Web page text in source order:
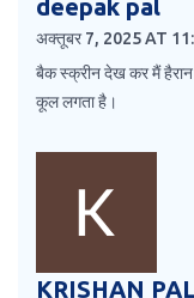
deepak pal
अक्तूबर 7, 2025 AT
बैक स्क्रीन देख कर मैं हैरान
कूल लगता है।
KRISHAN